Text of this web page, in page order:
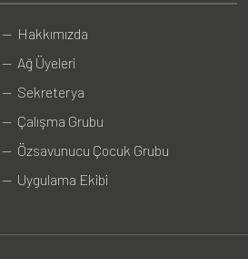
— Hakkımızda
— Ağ Üyeleri
— Sekreterya
— Çalışma Grubu
— Özsavunucu Çocuk Grubu
— Uygulama Ekibi